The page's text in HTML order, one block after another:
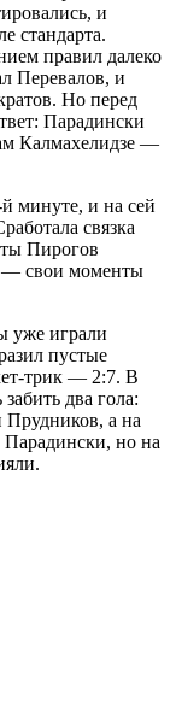
и
стандарта.
правил далеко
Перевалов, и
Но перед
Парадински
Калмахелидзе —
минуте, и на сей
связка
Пирогов
— свои моменты
уже играли
пустые
трик — 2:7. В
два гола:
Прудников, а на
Парадински, но на